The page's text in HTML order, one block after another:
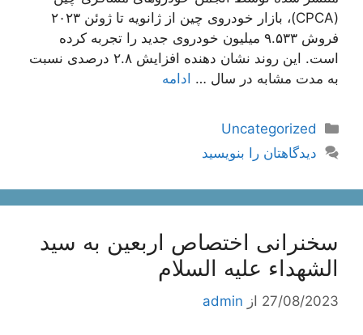
(CPCA)، بازار خودروی چین از ژانویه تا ژوئن ۲۰۲۳
فروش ۹.۵۳۳ میلیون خودروی جدید را تجربه کرده
است. این روند نشان دهنده افزایش ۲.۸ درصدی نسبت
به مدت مشابه در سال … ادامه
دسته‌ها
Uncategorized
دیدگاهتان را بنویسید
سخنرانی اختصاص اربعین به سید
الشهداء علیه السلام
27/08/2023 از admin